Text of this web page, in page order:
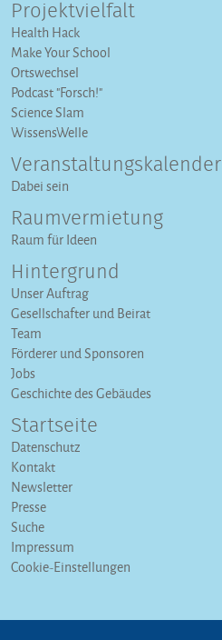
Projektvielfalt
Health Hack
Make Your School
Ortswechsel
Podcast "Forsch!"
Science Slam
WissensWelle
Veranstaltungs­kalender
Dabei sein
Raumvermietung
Raum für Ideen
Hintergrund
Unser Auftrag
Gesellschafter und Beirat
Team
Förderer und Sponsoren
Jobs
Geschichte des Gebäudes
Startseite
Datenschutz
Kontakt
Newsletter
Presse
Suche
Impressum
Cookie-Einstellungen